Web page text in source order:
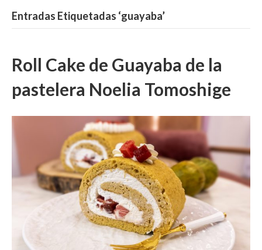
Entradas Etiquetadas ‘guayaba’
Roll Cake de Guayaba de la
pastelera Noelia Tomoshige